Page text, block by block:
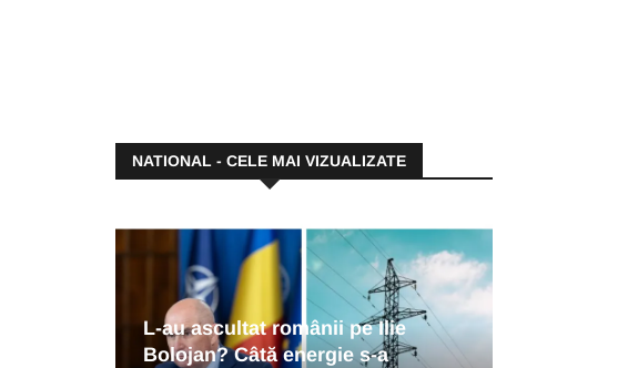
NATIONAL - CELE MAI VIZUALIZATE
L-au ascultat românii pe Ilie
Bolojan? Câtă energie s-a